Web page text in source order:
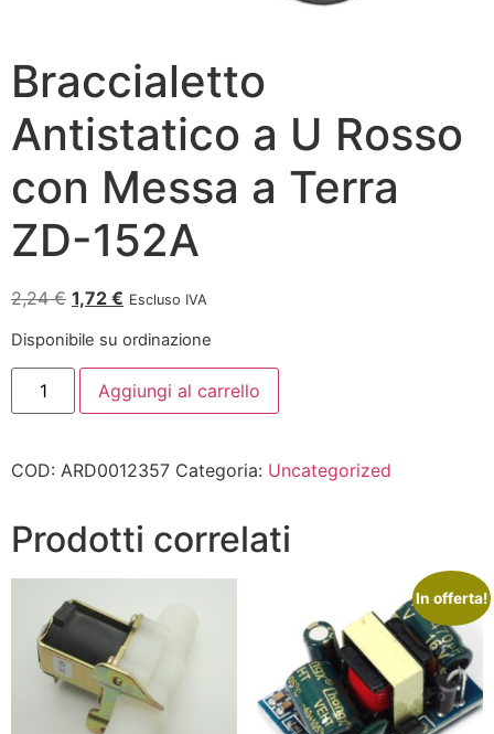
Braccialetto
Antistatico a U Rosso
con Messa a Terra
ZD-152A
2,24€ 1,72 € Escluso IVA
Disponibile su ordinazione
Aggiungi al carrello
COD: ARD0012357 Categoria: Uncategorized
Prodotti correlati
In offerta!